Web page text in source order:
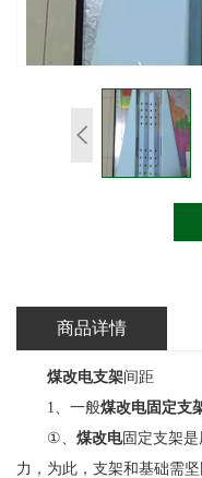
商品详情
煤改电支架间距
1、一般煤改电固定支
①、 煤改电固定支架
力，为此，支架和基础需